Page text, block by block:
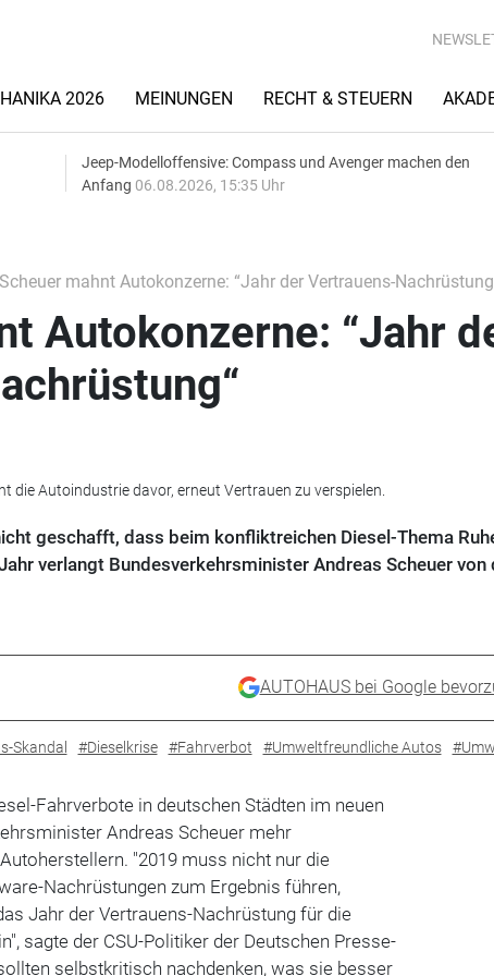
2026 MEINUNGEN RECHT & STEUERN
Jeep-Modelloffensive: Compass und Avenger machen den
Anfang 06.08.2026, 15:35 Uhr
Scheuer mahnt Autokonzerne: “Jahr der Vertrauens-
Autokonzerne: “Jahr
die Autoindustrie davor, erneut Vertrauen zu verspielen.
geschafft, dass beim konfliktreichen Diesel-Thema
verlangt Bundesverkehrsminister Andreas Scheuer von
AUTOHAUS bei Google
Skandal #Dieselkrise #Fahrverbot #Umweltfreundliche Autos
Fahrverbote in deutschen Städten im neuen
Andreas Scheuer mehr
"2019 muss nicht nur die
Nachrüstungen zum Ergebnis führen,
Jahr der Vertrauens-Nachrüstung für die
sagte der CSU-Politiker der Deutschen Presse-
selbstkritisch nachdenken, was sie besser